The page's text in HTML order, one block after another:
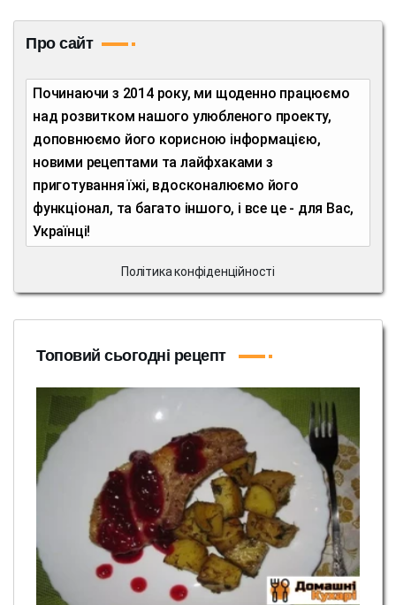
Про сайт
Починаючи з 2014 року, ми щоденно працюємо
над розвитком нашого улюбленого проекту,
доповнюємо його корисною інформацією,
новими рецептами та лайфхаками з
приготування їжі, вдосконалюємо його
функціонал, та багато іншого, і все це - для Вас,
Українці!
Політика конфіденційності
Топовий сьогодні рецепт